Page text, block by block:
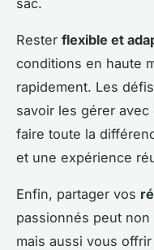
Rester flexible et
conditions en haute
rapidement. Les
savoir les gérer
faire toute la
et une expérience
Enfin, partager vos
passionnés peut
mais aussi vous